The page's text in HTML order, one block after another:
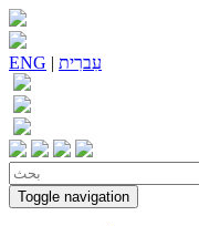
ENG | עִברִית
Toggle navigation